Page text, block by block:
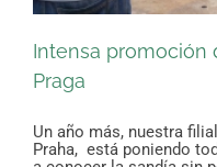
Intensa promoción
Praga
Un año más, nuestra
Praha, está poniendo